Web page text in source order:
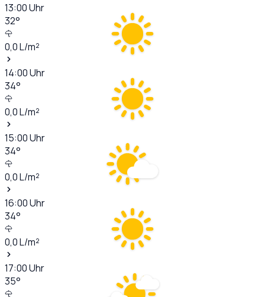
13:00Uhr
32°
0,0L/m²
14:00Uhr
34°
0,0L/m²
15:00Uhr
34°
0,0L/m²
16:00Uhr
34°
0,0L/m²
17:00Uhr
35°